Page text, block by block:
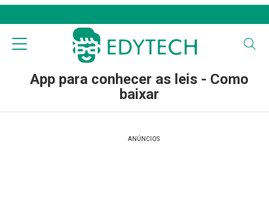
App para conhecer as leis - Como
baixar
ANÚNCIOS